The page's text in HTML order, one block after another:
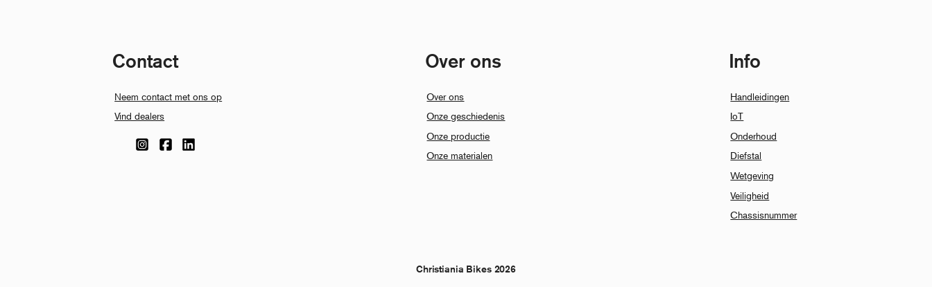
Contact
Neem contact met ons op
Vind dealers
Over ons
Over ons
Onze geschiedenis
Onze productie
Onze materialen
Info
Handleidingen
IoT
Onderhoud
Diefstal
Wetgeving
Veiligheid
Chassisnummer
Christiania Bikes 2026